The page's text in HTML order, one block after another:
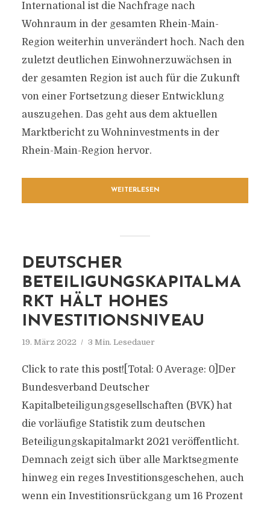
International ist die Nachfrage nach
Wohnraum in der gesamten Rhein-Main-
Region weiterhin unverändert hoch. Nach den
zuletzt deutlichen Einwohnerzuwächsen in
der gesamten Region ist auch für die Zukunft
von einer Fortsetzung dieser Entwicklung
auszugehen. Das geht aus dem aktuellen
Marktbericht zu Wohninvestments in der
Rhein-Main-Region hervor.
WEITERLESEN
DEUTSCHER
BETEILIGUNGSKAPITALMA
RKT HÄLT HOHES
INVESTITIONSNIVEAU
19. März 2022 3 Min. Lesedauer
Click to rate this post![Total: 0 Average: 0]Der
Bundesverband Deutscher
Kapitalbeteiligungsgesellschaften (BVK) hat
die vorläufige Statistik zum deutschen
Beteiligungskapitalmarkt 2021 veröffentlicht.
Demnach zeigt sich über alle Marktsegmente
hinweg ein reges Investitionsgeschehen, auch
wenn ein Investitionsrückgang um 16 Prozent